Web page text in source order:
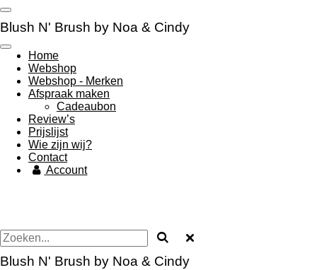
Ga
direct
de
hoofdinhoud
Blush N' Brush by Noa & Cindy
Home
Webshop
Webshop - Merken
Afspraak maken
Cadeaubon
Review’s
Prijslijst
Wie zijn wij?
Contact
Account
Blush N' Brush by Noa & Cindy